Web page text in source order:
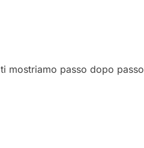
ti mostriamo passo dopo passo